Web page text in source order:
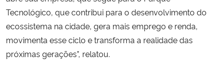
Tecnológico, que contribui para o desenvolvimento do
ecossistema na cidade, gera mais emprego e renda,
movimenta esse ciclo e transforma a realidade das
próximas gerações”, relatou.